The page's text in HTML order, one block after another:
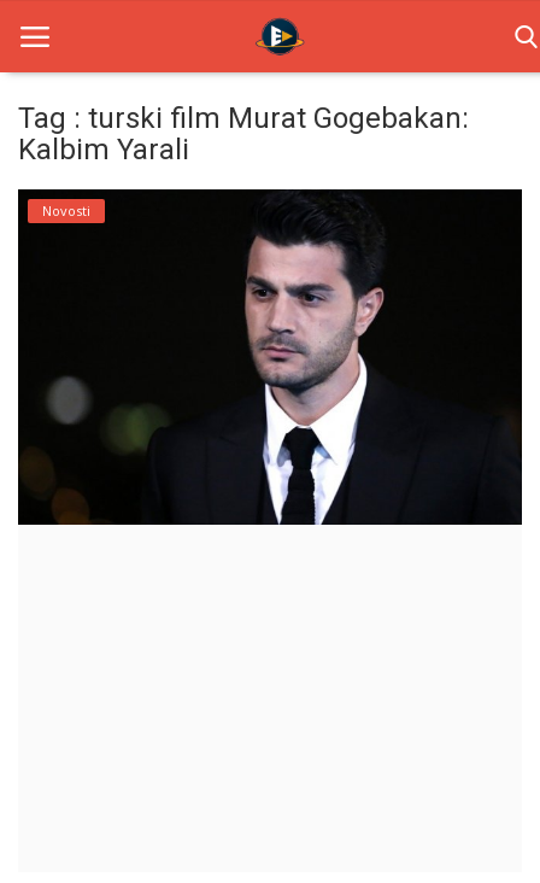
Novosti
Glumci
Contact
Tag : turski film Murat Gogebakan:
Kalbim Yarali
Novosti